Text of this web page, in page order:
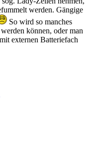
werden. Gängige
So wird so manches
können, oder man
externen Batteriefach